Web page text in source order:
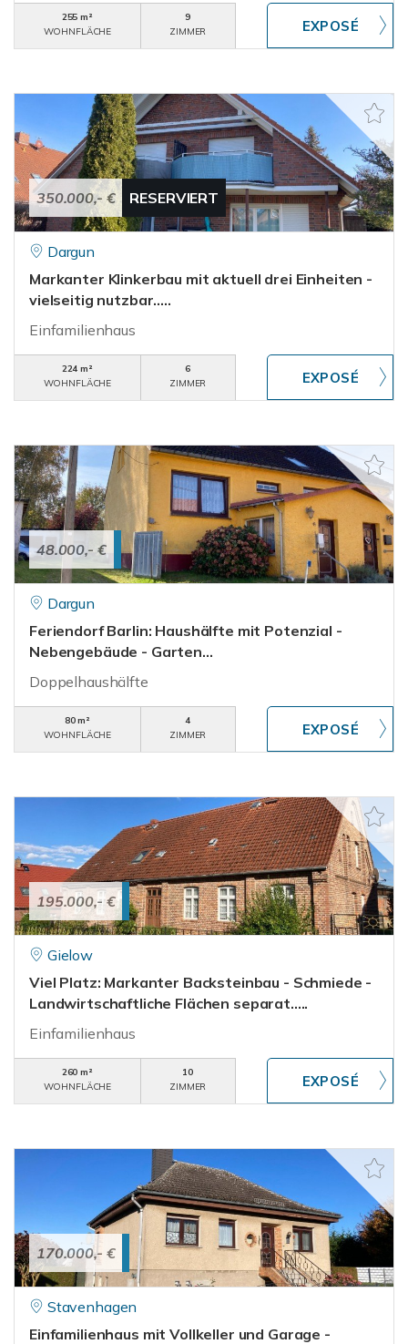
255 m²
WOHNFLÄCHE
9
ZIMMER
350.000,- € RESERVIERT
Dargun
Markanter Klinkerbau mit aktuell drei Einheiten -
vielseitig nutzbar.....
Einfamilienhaus
224 m²
WOHNFLÄCHE
6
ZIMMER
48.000,- €
Dargun
Feriendorf Barlin: Haushälfte mit Potenzial -
Nebengebäude - Garten...
Doppelhaushälfte
80 m²
WOHNFLÄCHE
4
ZIMMER
195.000,- €
Gielow
Viel Platz: Markanter Backsteinbau - Schmiede -
Landwirtschaftliche Flächen separat.....
Einfamilienhaus
260 m²
WOHNFLÄCHE
10
ZIMMER
170.000,- €
Stavenhagen
Einfamilienhaus mit Vollkeller und Garage -